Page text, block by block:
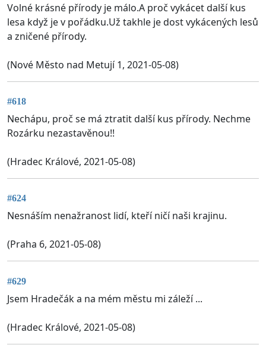
Volné krásné přírody je málo.A proč vykácet další kus
lesa když je v pořádku.Už takhle je dost vykácených lesů
a zničené přírody.
(Nové Město nad Metují 1, 2021-05-08)
#618
Nechápu, proč se má ztratit další kus přírody. Nechme
Rozárku nezastavěnou!!
(Hradec Králové, 2021-05-08)
#624
Nesnáším nenažranost lidí, kteří ničí naši krajinu.
(Praha 6, 2021-05-08)
#629
Jsem Hradečák a na mém městu mi záleží ...
(Hradec Králové, 2021-05-08)